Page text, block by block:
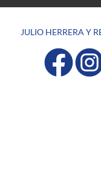
JULIO HERRERA Y